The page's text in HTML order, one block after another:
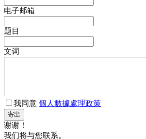
电子邮箱
题目
文词
我同意 個人數據處理政策
寄出
谢谢！
我们将与您联系。